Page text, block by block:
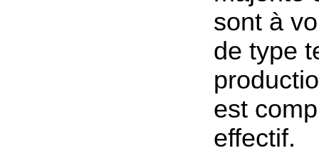
sont à
de type
est
effectif.